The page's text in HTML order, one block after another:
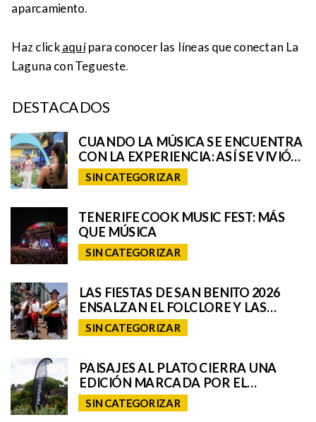
aparcamiento.
Haz clickaquípara conocer las líneas que conectan La
Laguna con Tegueste.
DESTACADOS
CUANDO LA MÚSICA SE ENCUENTRA
CON LA EXPERIENCIA: ASÍ SE VIVIÓ
EL UNIVERSO REMIX DE IQOS EN EL
GRANCA LIVE FEST
SIN CATEGORIZAR
TENERIFE COOK MUSIC FEST: MÁS
QUE MÚSICA
SIN CATEGORIZAR
LAS FIESTAS DE SAN BENITO 2026
ENSALZAN EL FOLCLORE Y LAS
TRADICIONES DE TENERIFE E
INCORPORAN A SAN CRISTÓBAL A
SIN CATEGORIZAR
PAISAJES AL PLATO CIERRA UNA
EDICIÓN MARCADA POR EL
TALENTO GASTRONÓMICO Y LA
INTERPRETACIÓN DEL PAISAJE
SIN CATEGORIZAR